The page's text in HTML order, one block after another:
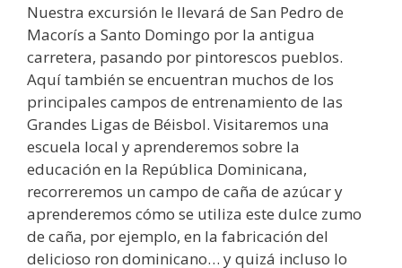
Nuestra excursión le llevará de San Pedro de
Macorís a Santo Domingo por la antigua
carretera, pasando por pintorescos pueblos.
Aquí también se encuentran muchos de los
principales campos de entrenamiento de las
Grandes Ligas de Béisbol. Visitaremos una
escuela local y aprenderemos sobre la
educación en la República Dominicana,
recorreremos un campo de caña de azúcar y
aprenderemos cómo se utiliza este dulce zumo
de caña, por ejemplo, en la fabricación del
delicioso ron dominicano… y quizá incluso lo